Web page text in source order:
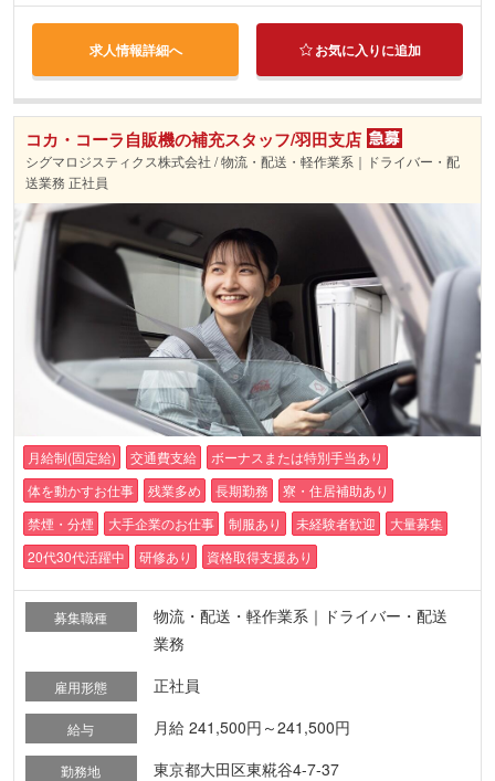
求人情報詳細へ お気に入りに追加
コカ・コーラ自販機の補充スタッフ/羽田支店
シグマロジスティクス株式会社 / 物流・配送・軽作業系｜ドライバー・配
送業務 正社員
月給制(固定給) 交通費支給
ボーナスまたは特別手当あり
体を動かすお仕事
残業多め 長期勤務
寮・住居補助あり
禁煙・分煙
大手企業のお仕事 制服あり 未経験者歓迎
大量募集
20代30代活躍中
研修あり 資格取得支援あり
募集職種
物流・配送・軽作業系｜ドライバー・配送
業務
雇用形態 正社員
給与 月給 241,500円～241,500円
勤務地 東京都大田区東糀谷4-7-37